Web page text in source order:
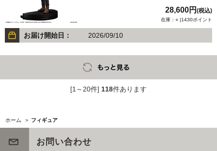
28,600円 (税込)
在庫：○ |1430ポイント
お届け開始日： 2026/09/10
[1～20件] 118件あります
ホーム > フィギュア
お問い合わせ